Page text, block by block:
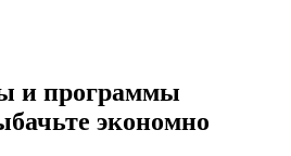
и программы
экономно